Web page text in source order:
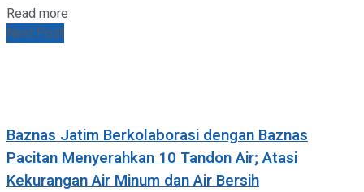
Read more
Next Post
Baznas Jatim Berkolaborasi dengan Baznas
Pacitan Menyerahkan 10 Tandon Air; Atasi
Kekurangan Air Minum dan Air Bersih